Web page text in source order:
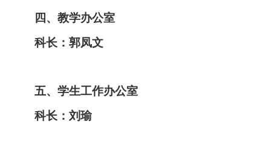
四、教学办公室
科长：郭凤文
五、学生工作办公室
科长：刘瑜